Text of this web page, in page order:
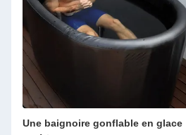
Une baignoire gonflable en glace